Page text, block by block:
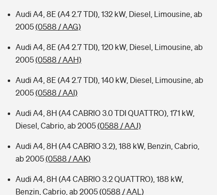
Audi A4, 8E (A4 2.7 TDI), 132 kW, Diesel, Limousine, ab
2005(0588 / AAG)
Audi A4, 8E (A4 2.7 TDI), 120 kW, Diesel, Limousine, ab
2005(0588 / AAH)
Audi A4, 8E (A4 2.7 TDI), 140 kW, Diesel, Limousine, ab
2005(0588 / AAI)
Audi A4, 8H (A4 CABRIO 3.0 TDI QUATTRO), 171 kW,
Diesel, Cabrio, ab 2005(0588 / AAJ)
Audi A4, 8H (A4 CABRIO 3.2), 188 kW, Benzin, Cabrio,
ab 2005(0588 / AAK)
Audi A4, 8H (A4 CABRIO 3.2 QUATTRO), 188 kW,
Benzin, Cabrio, ab 2005(0588 / AAL)